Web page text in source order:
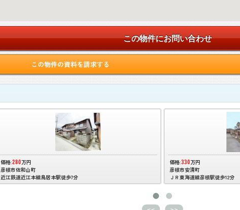
この物件にお問い合わせ
この物件の資料を請求する
価格:280万円
彦根市佐和山町
近江鉄道近江本線鳥居本駅徒歩7分
価格:330万円
彦根市安清町
ＪＲ東海道線彦根駅徒歩12分